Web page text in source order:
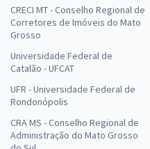
CRECI MT - Conselho Regional de
Corretores de Imóveis do Mato
Grosso
Universidade Federal de
Catalão - UFCAT
UFR - Universidade Federal de
Rondonópolis
CRA MS - Conselho Regional de
Administração do Mato Grosso